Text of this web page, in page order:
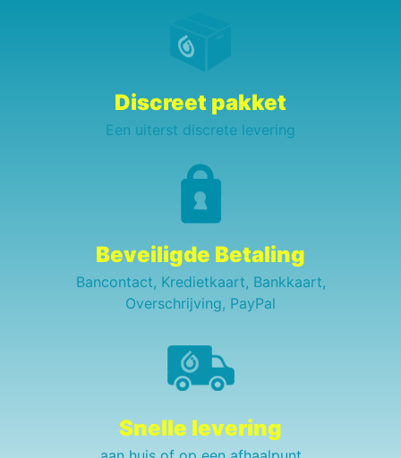
Discreet pakket
Een uiterst discrete levering
Beveiligde Betaling
Bancontact, Kredietkaart, Bankkaart,
Overschrijving, PayPal
Snelle levering